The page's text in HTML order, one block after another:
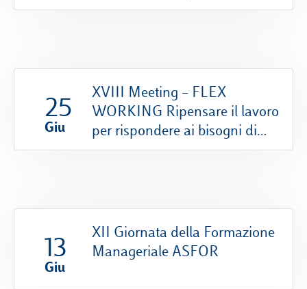
25
Giu
XVIII Meeting – FLEX
WORKING Ripensare il lavoro
per rispondere ai bisogni di
flessibilità: opportunità e sfide
13
Giu
XII Giornata della Formazione
Manageriale ASFOR